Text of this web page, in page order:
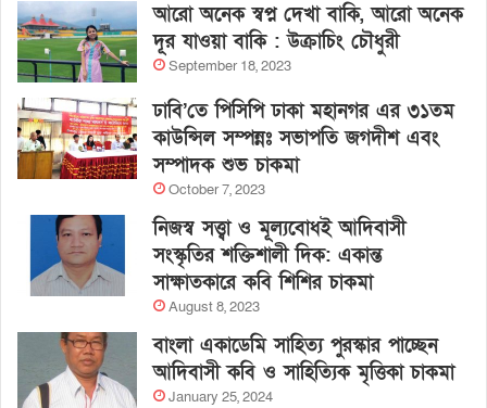
আরো অনেক স্বপ্ন দেখা বাকি, আরো অনেক
দূর যাওয়া বাকি : উক্রাচিং চৌধুরী
September 18, 2023
ঢাবি’তে পিসিপি ঢাকা মহানগর এর ৩১তম
কাউন্সিল সম্পন্নঃ সভাপতি জগদীশ এবং
সম্পাদক শুভ চাকমা
October 7, 2023
নিজস্ব সত্ত্বা ও মূল্যবোধই আদিবাসী
সংস্কৃতির শক্তিশালী দিক: একান্ত
সাক্ষাতকারে কবি শিশির চাকমা
August 8, 2023
বাংলা একাডেমি সাহিত্য পুরস্কার পাচ্ছেন
আদিবাসী কবি ও সাহিত্যিক মৃত্তিকা চাকমা
January 25, 2024